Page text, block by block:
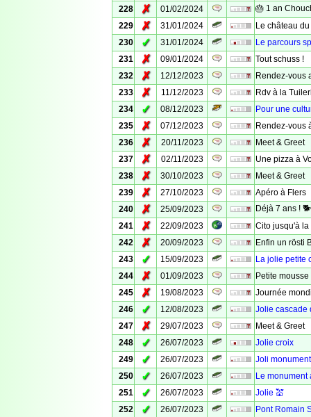
228
✗ 01/02/2024
🎂 1 an
229
✗ 31/01/2024
Le château
230
✓ 31/01/2024
Le parcours
231
✗ 09/01/2024
Tout schuss !
232
✗ 12/12/2023
Rendez-vous
233
✗ 11/12/2023
Rdv à la
234
✓ 08/12/2023
Pour une
235
✗ 07/12/2023
Rendez-vous
236
✗ 20/11/2023
Meet & Greet
237
✗ 02/11/2023
Une pizza à
238
✗ 30/10/2023
Meet & Greet
239
✗ 27/10/2023
Apéro à Flers
240
✗ 25/09/2023
Déjà 7 ans !
241
✗ 22/09/2023
Cito jusqu'à la
242
✗ 20/09/2023
Enfin un rösti
243
✓ 15/09/2023
La jolie petite
244
✗ 01/09/2023
Petite
245
✗ 19/08/2023
Journée
246
✓ 12/08/2023
Jolie cascade
247
✗ 29/07/2023
Meet & Greet
248
✓ 26/07/2023
Jolie croix
249
✓ 26/07/2023
Joli monument
250
✓ 26/07/2023
Le monument
251
✓ 26/07/2023
Jolie 💒
252
✓ 26/07/2023
Pont Romain